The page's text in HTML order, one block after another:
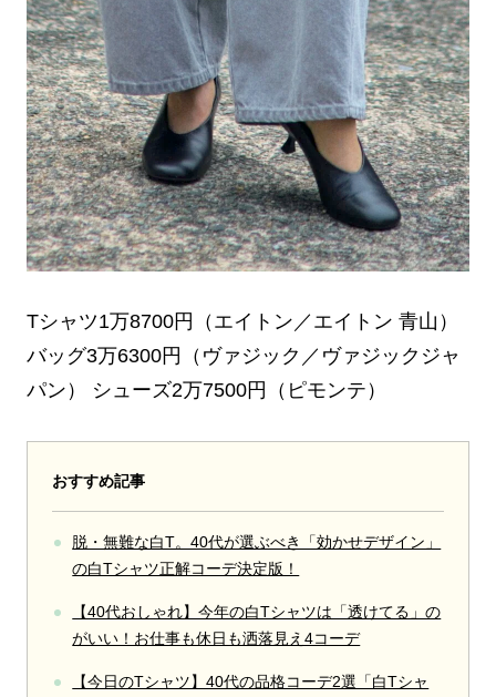
Tシャツ1万8700円（エイトン／エイトン 青山）
バッグ3万6300円（ヴァジック／ヴァジックジャ
パン） シューズ2万7500円（ピモンテ）
おすすめ記事
脱・無難な白T。40代が選ぶべき「効かせデザイン」
の白Tシャツ正解コーデ決定版！
【40代おしゃれ】今年の白Tシャツは「透けてる」の
がいい！お仕事も休日も洒落見え4コーデ
【今日のTシャツ】40代の品格コーデ2選「白Tシャ